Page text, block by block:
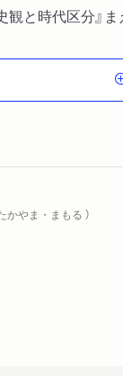
観と時代区分』
かやま・まもる ）